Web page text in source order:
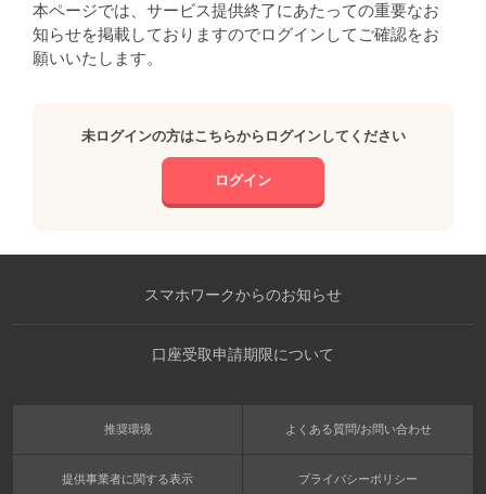
本ページでは、サービス提供終了にあたっての重要なお
知らせを掲載しておりますのでログインしてご確認をお
願いいたします。
未ログインの方はこちらからログインしてください
ログイン
スマホワークからのお知らせ
口座受取申請期限について
推奨環境 よくある質問/お問い合わせ
提供事業者に関する表示 プライバシーポリシー